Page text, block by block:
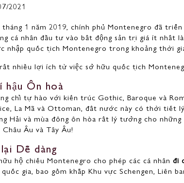
2021
tháng 1 năm 2019, chính phủ Montenegro đã triển
cá nhân đầu tư vào bất động sản trị giá ít nhất
nhập quốc tịch Montenegro trong khoảng thời
nhiều lợi ích từ việc sở hữu quốc tịch
hậu Ôn hoà
chỉ tự hào với kiến ​​trúc Gothic, Baroque và
La Mã và Ottoman, đất nước này có thời tiết
Hải và mùa đông ôn hòa rất lý tưởng cho
Châu Âu và Tây Âu!
Dễ dàng
hộ chiếu Montenegro cho phép các cá nhân đi
quốc gia, bao gồm khắp Khu vực Schengen, Liên